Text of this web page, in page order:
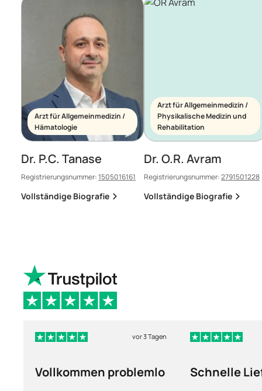
Arzt für Allgemeinmedizin /
Hämatologie
Dr. P.C. Tanase
Registrierungsnummer:1505016161
Vollständige Biografie
Arzt für Allgemeinmedizin /
Physikalische Medizin und
Rehabilitation
Dr. O.R. Avram
Registrierungsnummer:2791501228
Vollständige Biografie
vor 3 Tagen
Vollkommen problemlo
Schnelle